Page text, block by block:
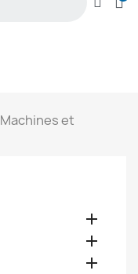
Machines et


